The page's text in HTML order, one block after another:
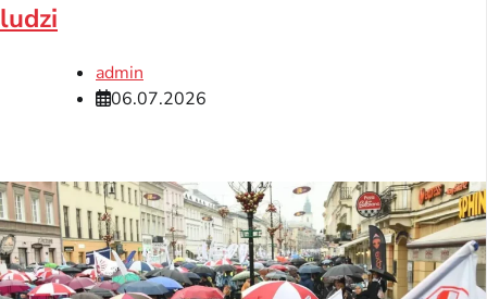
ludzi
admin
06.07.2026